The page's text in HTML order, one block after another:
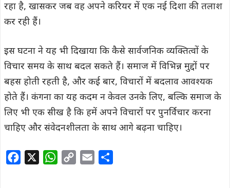
रहा है, खासकर जब वह अपने करियर में एक नई दिशा की तलाश
कर रही हैं।
इस घटना ने यह भी दिखाया कि कैसे सार्वजनिक व्यक्तित्वों के
विचार समय के साथ बदल सकते हैं। समाज में विभिन्न मुद्दों पर
बहस होती रहती है, और कई बार, विचारों में बदलाव आवश्यक
होते हैं। कंगना का यह कदम न केवल उनके लिए, बल्कि समाज के
लिए भी एक सीख है कि हमें अपने विचारों पर पुनर्विचार करना
चाहिए और संवेदनशीलता के साथ आगे बढ़ना चाहिए।
W